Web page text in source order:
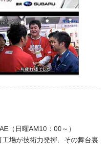
（日曜AM10：00～）
場が技術力発揮、その舞台裏